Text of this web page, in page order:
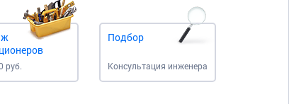
руб.
Подбор
Консультация инженера